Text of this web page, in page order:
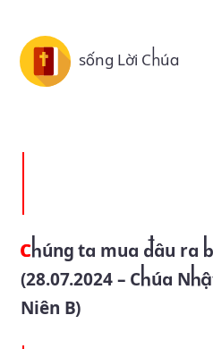
sống Lời Chúa
Chúng ta mua đâu ra bánh cho họ ăn
(28.07.2024 – Chúa
Niên B)